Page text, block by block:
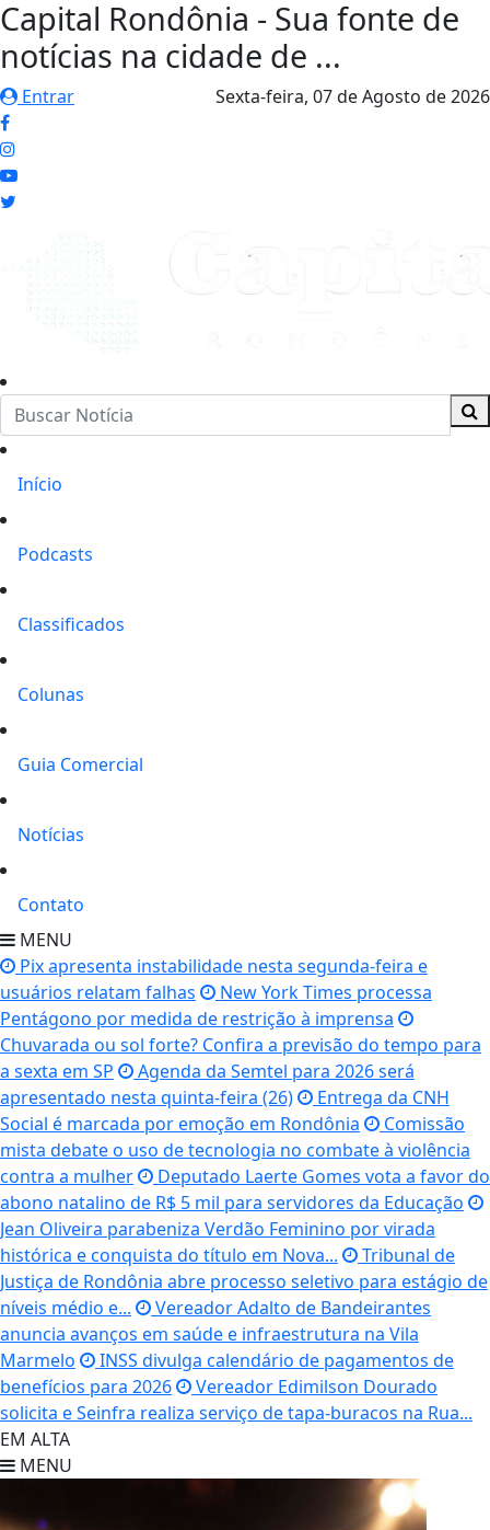
Capital Rondônia - Sua fonte de
notícias na cidade de ...
Entrar Sexta-feira, 07 de Agosto de 2026
Início
Podcasts
Classificados
Colunas
Guia Comercial
Notícias
Contato
MENU
Pix apresenta instabilidade nesta segunda-feira e
usuários relatam falhas
New York Times processa
Pentágono por medida de restrição à imprensa
Chuvarada ou sol forte? Confira a previsão do tempo para
a sexta em SP
Agenda da Semtel para 2026 será
apresentado nesta quinta-feira (26)
Entrega da CNH
Social é marcada por emoção em Rondônia
Comissão
mista debate o uso de tecnologia no combate à violência
contra a mulher
Deputado Laerte Gomes vota a favor do
abono natalino de R$ 5 mil para servidores da Educação
Jean Oliveira parabeniza Verdão Feminino por virada
histórica e conquista do título em Nova...
Tribunal de
Justiça de Rondônia abre processo seletivo para estágio de
níveis médio e...
Vereador Adalto de Bandeirantes
anuncia avanços em saúde e infraestrutura na Vila
Marmelo
INSS divulga calendário de pagamentos de
benefícios para 2026
Vereador Edimilson Dourado
solicita e Seinfra realiza serviço de tapa-buracos na Rua...
EM ALTA
MENU